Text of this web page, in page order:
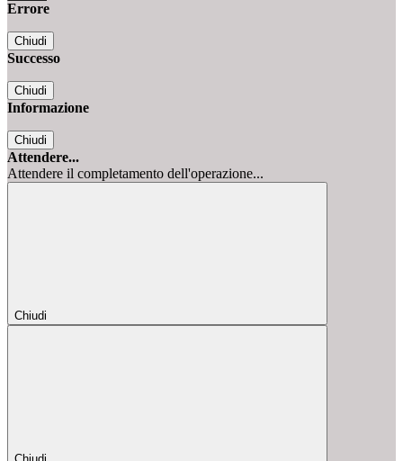
Errore
Chiudi
Successo
Chiudi
Informazione
Chiudi
Attendere...
Attendere il completamento dell'operazione...
Chiudi